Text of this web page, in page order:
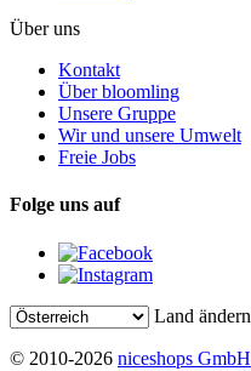
Über uns
Kontakt
Über bloomling
Unsere Gruppe
Wir und unsere Umwelt
Freie Jobs
Folge uns auf
Land ändern
© 2010-2026 niceshops GmbH